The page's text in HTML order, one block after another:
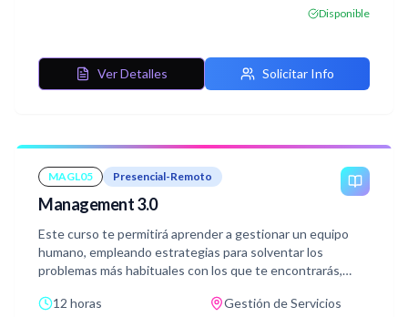
crear, proporcionar y apoyar productos y servicios
prácticas, métodos y herramientas de soporte.
Con ayuda de conceptos y terminología ITIL® 4, ejercicios
certificación ITIL® 4 Create, Deliver, and Support.
Disponible
Ver Detalles Solicitar Info
MAGL05 Presencial-Remoto
Management 3.0
Este curso te permitirá aprender a gestionar un equipo
humano, empleando estrategias para solventar los
problemas más habituales con los que te encontrarás,
para que el equipo esté cohesionado.
12 horas Gestión de Servicios